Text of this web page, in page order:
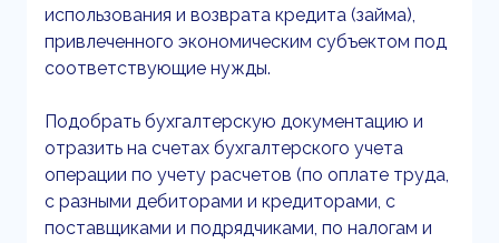
использования и возврата кредита (займа),
привлеченного экономическим субъектом под
соответствующие нужды.
Подобрать бухгалтерскую документацию и
отразить на счетах бухгалтерского учета
операции по учету расчетов (по оплате труда,
с разными дебиторами и кредиторами, с
поставщиками и подрядчиками, по налогам и